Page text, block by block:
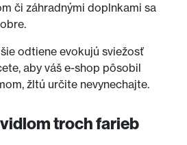
či záhradnými doplnkami sa
odtiene evokujú sviežosť
aby váš e-shop pôsobil
žltú určite nevynechajte.
troch farieb